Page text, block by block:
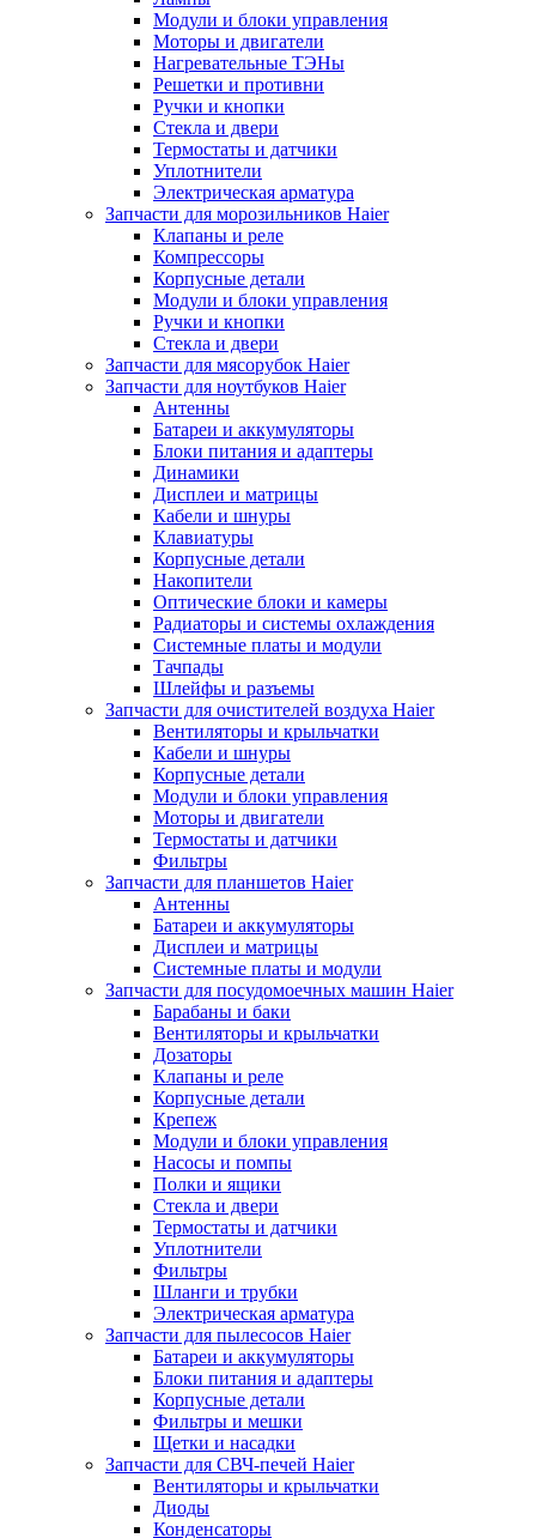
Модули и блоки управления
Моторы и двигатели
Нагревательные ТЭНы
Решетки и противни
Ручки и кнопки
Стекла и двери
Термостаты и датчики
Уплотнители
Электрическая арматура
Запчасти для морозильников Haier
Клапаны и реле
Компрессоры
Корпусные детали
Модули и блоки управления
Ручки и кнопки
Стекла и двери
Запчасти для мясорубок Haier
Запчасти для ноутбуков Haier
Антенны
Батареи и аккумуляторы
Блоки питания и адаптеры
Динамики
Дисплеи и матрицы
Кабели и шнуры
Клавиатуры
Корпусные детали
Накопители
Оптические блоки и камеры
Радиаторы и системы охлаждения
Системные платы и модули
Тачпады
Шлейфы и разъемы
Запчасти для очистителей воздуха Haier
Вентиляторы и крыльчатки
Кабели и шнуры
Корпусные детали
Модули и блоки управления
Моторы и двигатели
Термостаты и датчики
Фильтры
Запчасти для планшетов Haier
Антенны
Батареи и аккумуляторы
Дисплеи и матрицы
Системные платы и модули
Запчасти для посудомоечных машин Haier
Барабаны и баки
Вентиляторы и крыльчатки
Дозаторы
Клапаны и реле
Корпусные детали
Крепеж
Модули и блоки управления
Насосы и помпы
Полки и ящики
Стекла и двери
Термостаты и датчики
Уплотнители
Фильтры
Шланги и трубки
Электрическая арматура
Запчасти для пылесосов Haier
Батареи и аккумуляторы
Блоки питания и адаптеры
Корпусные детали
Фильтры и мешки
Щетки и насадки
Запчасти для СВЧ-печей Haier
Вентиляторы и крыльчатки
Диоды
Конденсаторы